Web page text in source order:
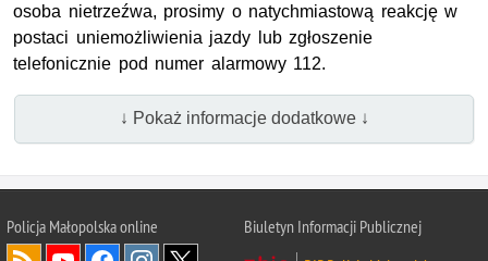
osoba nietrzeźwa, prosimy o natychmiastową reakcję w
postaci uniemożliwienia jazdy lub zgłoszenie
telefonicznie pod numer alarmowy 112.
↓ Pokaż informacje dodatkowe ↓
Policja Małopolska online
Biuletyn Informacji Publicznej